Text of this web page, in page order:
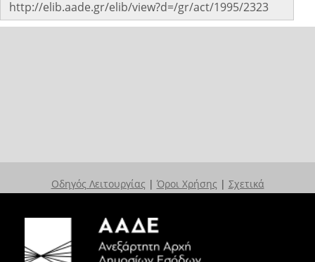
Οδηγός Λειτουργίας | Όροι Χρήσης | Σχετικά